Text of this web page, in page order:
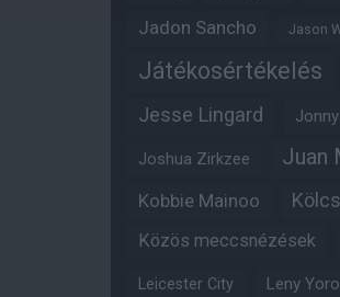
Jadon Sancho Jason
Játékosértékelés
Jesse Lingard
Joshua Zirkzee Juan
Kobbie Mainoo
Közös meccsnézések
Leicester City Leny Yoro